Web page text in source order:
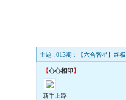
主题 : 013期：【六合智星】终
【心心相印】
新手上路